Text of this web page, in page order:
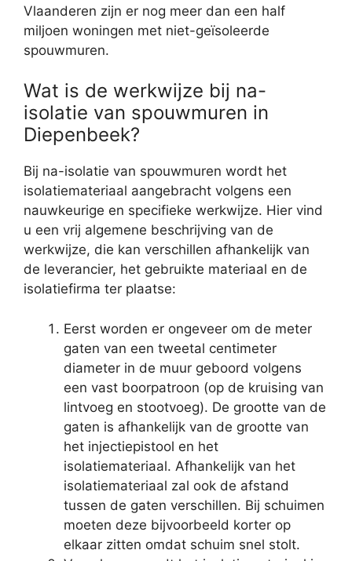
Vlaanderen zijn er nog meer dan een half
miljoen woningen met niet-geïsoleerde
spouwmuren.
Wat is de werkwijze bij na-
isolatie van spouwmuren in
Diepenbeek?
Bij na-isolatie van spouwmuren wordt het
isolatiemateriaal aangebracht volgens een
nauwkeurige en specifieke werkwijze. Hier vind
u een vrij algemene beschrijving van de
werkwijze, die kan verschillen afhankelijk van
de leverancier, het gebruikte materiaal en de
isolatiefirma ter plaatse:
Eerst worden er ongeveer om de meter
gaten van een tweetal centimeter
diameter in de muur geboord volgens
een vast boorpatroon (op de kruising van
lintvoeg en stootvoeg). De grootte van de
gaten is afhankelijk van de grootte van
het injectiepistool en het
isolatiemateriaal. Afhankelijk van het
isolatiemateriaal zal ook de afstand
tussen de gaten verschillen. Bij schuimen
moeten deze bijvoorbeeld korter op
elkaar zitten omdat schuim snel stolt.